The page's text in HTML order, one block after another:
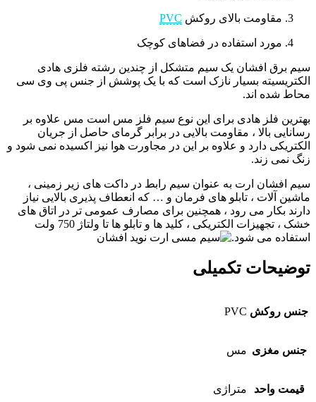
مقاومت بالای روکش PVC
مورد استفاده در فضاهای کوچک
سیم برق افشان یک سیم متشکل از چندین رشته فلزی هادی
الکتریسیته بسیار نازک است که با یک پوشش از جنس پی وی سی
محاط شده‌ اند.
بهترین فلز هادی برای این نوع سیم فلز مس است مس علاوه بر
رسانایی بالا ، مقاومت بالایی در برابر گرمای حاصل از جریان
الکتریکی دارد و علاوه بر این در مجاورت هوا نیز اکسیده نمی شود و
زنگ نمی زند.
سیم افشان ارت به عنوان سیم رابط در داکت های زیر زمینی ،
ماشین آلات ، تابلو های فرمان و … که انعطاف پذیری بالایی نیاز
دارند بکار می رود ، همچنین برای مصارف عمومی تر در اتاق های
خشک ، تجهیزات الکتریکی ، کلید ها و تابلو ها تا ولتاژ 750 ولت
استفاده می شود.
توضیحات تکمیلی
جنس روکش PVC
جنس مغزی مس
قیمت واحد متراژی